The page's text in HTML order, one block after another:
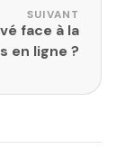
SUIVANT
face à la
en ligne ?